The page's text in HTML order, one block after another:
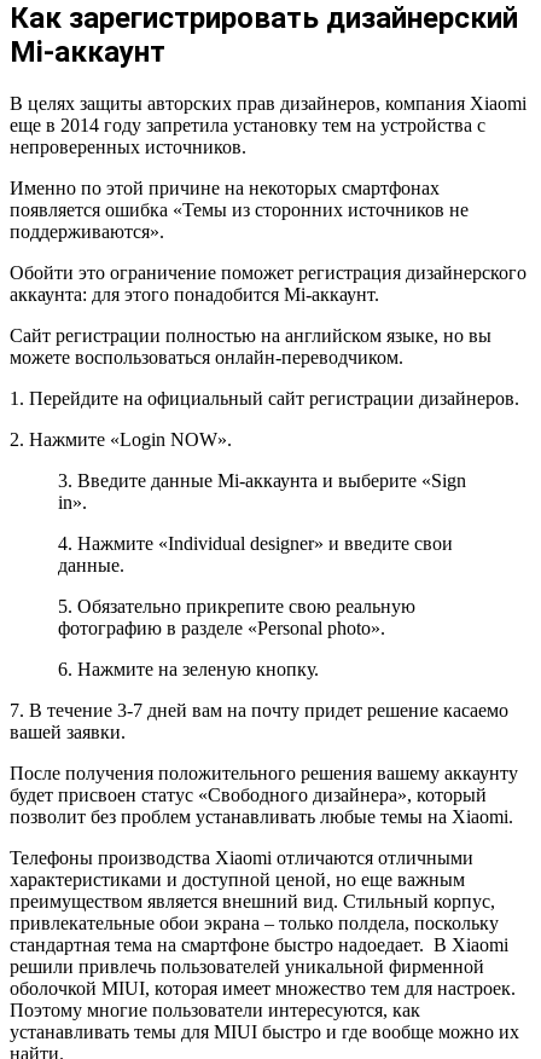
Как зарегистрировать дизайнерский
Mi-аккаунт
В целях защиты авторских прав дизайнеров, компания Xiaomi
еще в 2014 году запретила установку тем на устройства с
непроверенных источников.
Именно по этой причине на некоторых смартфонах
появляется ошибка «Темы из сторонних источников не
поддерживаются».
Обойти это ограничение поможет регистрация дизайнерского
аккаунта: для этого понадобится Mi-аккаунт.
Сайт регистрации полностью на английском языке, но вы
можете воспользоваться онлайн-переводчиком.
1. Перейдите на официальный сайт регистрации дизайнеров.
2. Нажмите «Login NOW».
3. Введите данные Mi-аккаунта и выберите «Sign
in».
4. Нажмите «Individual designer» и введите свои
данные.
5. Обязательно прикрепите свою реальную
фотографию в разделе «Personal photo».
6. Нажмите на зеленую кнопку.
7. В течение 3-7 дней вам на почту придет решение касаемо
вашей заявки.
После получения положительного решения вашему аккаунту
будет присвоен статус «Свободного дизайнера», который
позволит без проблем устанавливать любые темы на Xiaomi.
Телефоны производства Xiaomi отличаются отличными
характеристиками и доступной ценой, но еще важным
преимуществом является внешний вид. Стильный корпус,
привлекательные обои экрана – только полдела, поскольку
стандартная тема на смартфоне быстро надоедает. В Xiaomi
решили привлечь пользователей уникальной фирменной
оболочкой MIUI, которая имеет множество тем для настроек.
Поэтому многие пользователи интересуются, как
устанавливать темы для MIUI быстро и где вообще можно их
найти.